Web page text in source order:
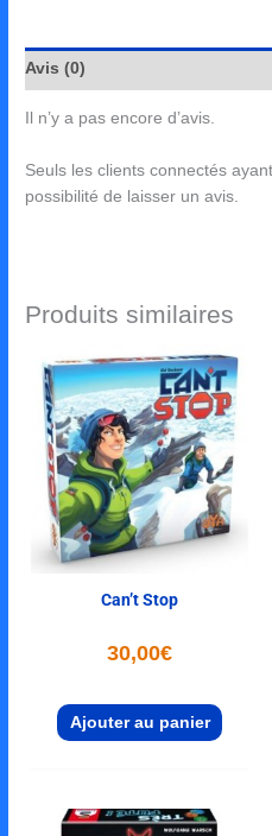
Avis (0)
Il n’y a pas encore d’avis.
Seuls les clients connectés
possibilité de laisser un avis.
Produits similaires
Can’t Stop
30,00€
Ajouter au panier